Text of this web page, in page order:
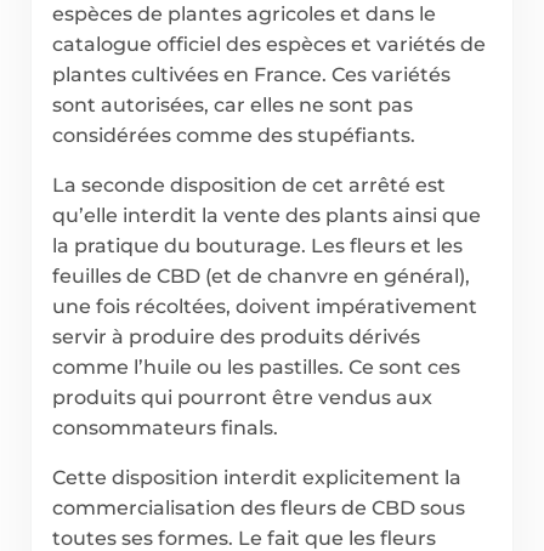
espèces de plantes agricoles et dans le
catalogue officiel des espèces et variétés de
plantes cultivées en France. Ces variétés
sont autorisées, car elles ne sont pas
considérées comme des stupéfiants.
La seconde disposition de cet arrêté est
qu’elle interdit la vente des plants ainsi que
la pratique du bouturage. Les fleurs et les
feuilles de CBD (et de chanvre en général),
une fois récoltées, doivent impérativement
servir à produire des produits dérivés
comme l’huile ou les pastilles. Ce sont ces
produits qui pourront être vendus aux
consommateurs finals.
Cette disposition interdit explicitement la
commercialisation des fleurs de CBD sous
toutes ses formes. Le fait que les fleurs